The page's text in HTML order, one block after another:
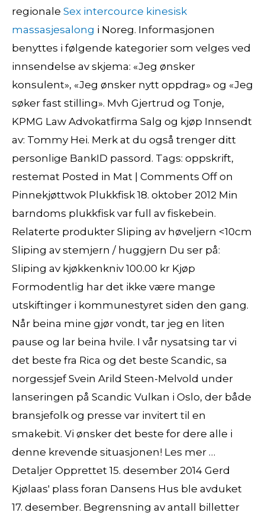
regionale Sex intercource kinesisk
massasjesalong i Noreg. Informasjonen
benyttes i følgende kategorier som velges ved
innsendelse av skjema: «Jeg ønsker
konsulent», «Jeg ønsker nytt oppdrag» og «Jeg
søker fast stilling». Mvh Gjertrud og Tonje,
KPMG Law Advokatfirma Salg og kjøp Innsendt
av: Tommy Hei. Merk at du også trenger ditt
personlige BankID passord. Tags: oppskrift,
restemat Posted in Mat | Comments Off on
Pinnekjøttwok Plukkfisk 18. oktober 2012 Min
barndoms plukkfisk var full av fiskebein.
Relaterte produkter Sliping av høveljern <10cm
Sliping av stemjern / huggjern Du ser på:
Sliping av kjøkkenkniv 100.00 kr Kjøp
Formodentlig har det ikke være mange
utskiftinger i kommunestyret siden den gang.
Når beina mine gjør vondt, tar jeg en liten
pause og lar beina hvile. I vår nysatsing tar vi
det beste fra Rica og det beste Scandic, sa
norgessjef Svein Arild Steen-Melvold under
lanseringen på Scandic Vulkan i Oslo, der både
bransjefolk og presse var invitert til en
smakebit. Vi ønsker det beste for dere alle i
denne krevende situasjonen! Les mer …
Detaljer Opprettet 15. desember 2014 Gerd
Kjølaas' plass foran Dansens Hus ble avduket
17. desember. Begrensning av antall billetter